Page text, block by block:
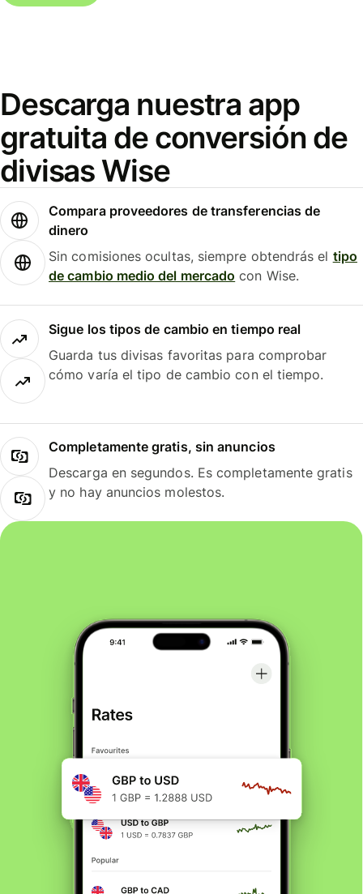
Descarga nuestra app
gratuita de conversión de
divisas Wise
Compara proveedores de transferencias de
dinero
Sin comisiones ocultas, siempre obtendrás el tipo
de cambio medio del mercado con Wise.
Sigue los tipos de cambio en tiempo real
Guarda tus divisas favoritas para comprobar
cómo varía el tipo de cambio con el tiempo.
Completamente gratis, sin anuncios
Descarga en segundos. Es completamente gratis
y no hay anuncios molestos.